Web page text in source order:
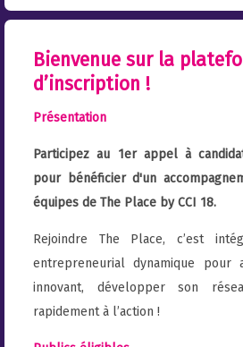
Bienvenue sur la
d’inscription !
Présentation
Participez au 1er appel à
pour bénéficier d'un
équipes de The Place by CCI 18.
Rejoindre The Place, c’est
entrepreneurial dynamique pour
innovant, développer son
rapidement à l’action !